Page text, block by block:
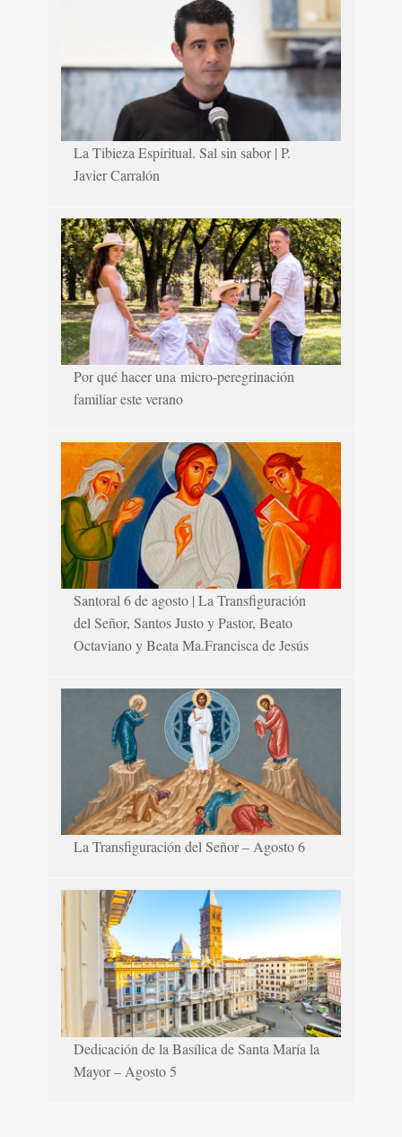
La Tibieza Espiritual. Sal sin sabor | P.
Javier Carralón
Por qué hacer una micro-peregrinación
familiar este verano
Santoral 6 de agosto | La Transfiguración
del Señor, Santos Justo y Pastor, Beato
Octaviano y Beata Ma.Francisca de Jesús
La Transfiguración del Señor – Agosto 6
Dedicación de la Basílica de Santa María la
Mayor – Agosto 5